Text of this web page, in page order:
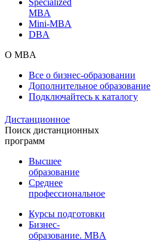
MBA
Mini-MBA
DBA
О MBA
Все о бизнес-образовании
Дополнительное образование
Подключайтесь к каталогу
Дистанционное
Поиск дистанционных
программ
Высшее
образование
Среднее
профессиональное
Курсы подготовки
Бизнес-
образование. MBA